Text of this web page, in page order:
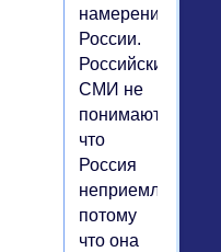
намерений
России.
Российские
СМИ не
понимают,
что
Россия
неприемлема,
потому
что она